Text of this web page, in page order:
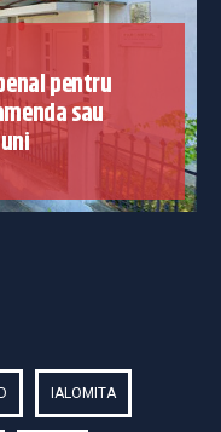
pentru
sau
IALOMITA